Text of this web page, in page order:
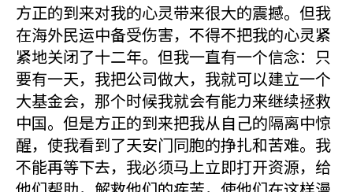
方正的到来对我的心灵带来很大的震撼。但我
在海外民运中备受伤害，不得不把我的心灵紧
紧地关闭了十二年。但我一直有一个信念：只
要有一天，我把公司做大，我就可以建立一个
大基金会，那个时候我就会有能力来继续拯救
中国。但是方正的到来把我从自己的隔离中惊
醒，使我看到了天安门同胞的挣扎和苦难。我
不能再等下去，我必须马上立即打开资源，给